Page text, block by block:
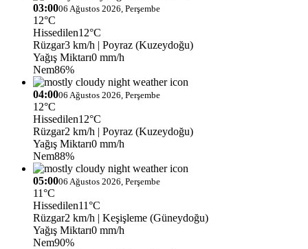
03:0006 Ağustos 2026, Perşembe
12°C
Hissedilen12°C
Rüzgar3 km/h | Poyraz (Kuzeydoğu)
Yağış Miktarı0 mm/h
Nem86%
04:0006 Ağustos 2026, Perşembe
12°C
Hissedilen12°C
Rüzgar2 km/h | Poyraz (Kuzeydoğu)
Yağış Miktarı0 mm/h
Nem88%
05:0006 Ağustos 2026, Perşembe
11°C
Hissedilen11°C
Rüzgar2 km/h | Keşişleme (Güneydoğu)
Yağış Miktarı0 mm/h
Nem90%